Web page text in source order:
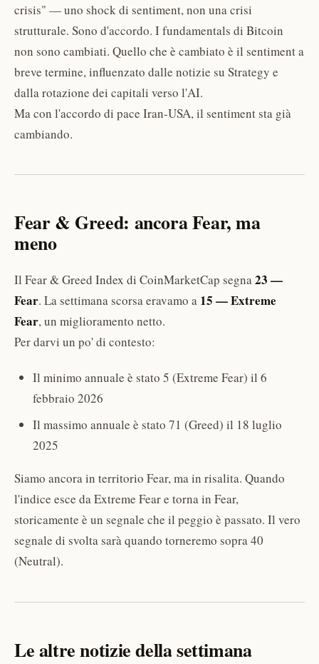
crisis" — uno shock di sentiment, non una crisi
strutturale. Sono d'accordo. I fundamentals di Bitcoin
non sono cambiati. Quello che è cambiato è il sentiment a
breve termine, influenzato dalle notizie su Strategy e
dalla rotazione dei capitali verso l'AI.
Ma con l'accordo di pace Iran-USA, il sentiment sta già
cambiando.
Fear & Greed: ancora Fear, ma
meno
Il Fear & Greed Index di CoinMarketCap segna23 —
Fear. La settimana scorsa eravamo a 15 — Extreme
Fear, un miglioramento netto.
Per darvi un po' di contesto:
Il minimo annuale è stato 5 (Extreme Fear) il 6
febbraio 2026
Il massimo annuale è stato 71 (Greed) il 18 luglio
2025
Siamo ancora in territorio Fear, ma in risalita. Quando
l'indice esce da Extreme Fear e torna in Fear,
storicamente è un segnale che il peggio è passato. Il vero
segnale di svolta sarà quando torneremo sopra 40
(Neutral).
Le altre notizie della settimana